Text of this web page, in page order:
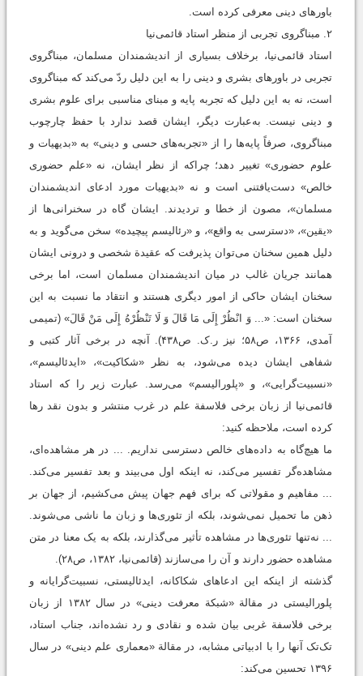
باورهای دینی معرفی کرده است.
۲. مبناگروی تجربی از منظر استاد قائمی‌نیا
استاد قائمی‌نیا، برخلاف بسیاری از اندیشمندان مسلمان، مبناگروی
تجربی در باورهای بشری و دینی را به این دلیل ردّ می‌کند که مبناگروی
است، نه به این دلیل که تجربه پایه و مبنای مناسبی برای علوم بشری
و دینی نیست. به‌عبارت دیگر، ایشان قصد ندارد با حفظ چارچوب
مبناگروی، صرفاً پایه‌ها را از «تجربه‌های حسی و دینی» به «بدیهیات و
علوم حضوری» تغییر دهد؛ چراکه از نظر ایشان، نه «علم حضوری
خالص» دست‌یافتنی است و نه «بدیهیات مورد ادعای اندیشمندان
مسلمان»، مصون از خطا و تردیدند. ایشان گاه در سخنرانی‌ها از
«یقین»، «دسترسی به واقع»، و «رئالیسم پیچیده» سخن می‌گوید و به
دلیل همین سخنان می‌توان پذیرفت که عقیدة شخصی و درونی ایشان
همانند جریان غالب در میان اندیشمندان مسلمان است، اما برخی
سخنان ایشان حاکی از امور دیگری هستند و انتقاد ما نسبت به این
سخنان است: «... وَ انْظُرْ إِلَى‏ مَا قَالَ‏ وَ لَا تَنْظُرْهُ إِلَى مَنْ قَالَ» (تميمى
آمدى، ۱۳۶۶، ص۵۸؛ نیز ر.ک. ص۴۳۸). آنچه در برخی آثار کتبی و
شفاهی ایشان دیده می‌شود، به نظر «شکاکیت»، «ایدئالیسم»،‌
«نسبیت‌گرایی»، و «پلورالیسم» می‌رسد. عبارت زیر را که استاد
قائمی‌نیا از زبان برخی فلاسفة علم در غرب منتشر و بدون نقد رها
کرده است، ملاحظه کنید:
ما هیچ‌گاه به داده‌های خالص دسترسی نداریم. ... در هر مشاهده‌ای،
مشاهده‌گر تفسیر می‌کند، نه اینکه اول می‌بیند و بعد تفسیر می‌کند.
... مفاهیم و مقولاتی که برای فهم جهان پیش می‌کشیم، از جهان بر
ذهن ما تحمیل نمی‌شوند، بلکه از تئوری‌ها و زبان ما ناشی می‌شوند.
... نه‌تنها تئوری‌ها در مشاهده تأثیر می‌گذارند، بلکه به یک معنا در متن
مشاهده حضور دارند و آن را می‌سازند (قائمی‌نیا، ۱۳۸۲، ص۲۸).
گذشته از اینکه این ادعاهای شکاکانه، ایدئالیستی، نسبیت‌گرایانه و
پلورالیستی در مقالة «شبکة معرفت دینی» در سال ۱۳۸۲ از زبان
برخی فلاسفة غربی بیان شده و نقادی و رد نشده‌اند، جناب استاد،
تک‌تک آنها را با ادبیاتی مشابه، در مقالة «معماری علم دینی» در سال
۱۳۹۶ تحسین می‌کند: